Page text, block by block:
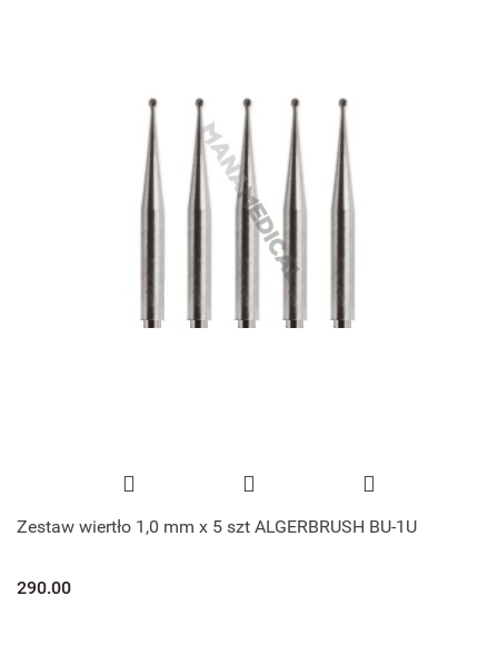
Zestaw wiertło 1,0 mm x 5 szt ALGERBRUSH BU-1U
290.00